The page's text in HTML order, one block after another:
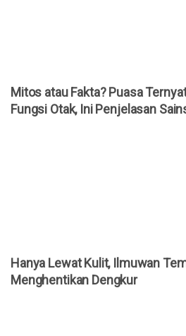
Mitos atau Fakta? Puasa
Fungsi Otak, Ini Penjelasan
Hanya Lewat Kulit, Ilmuwan
Menghentikan Dengkur